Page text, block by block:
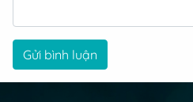
Gửi bình luận